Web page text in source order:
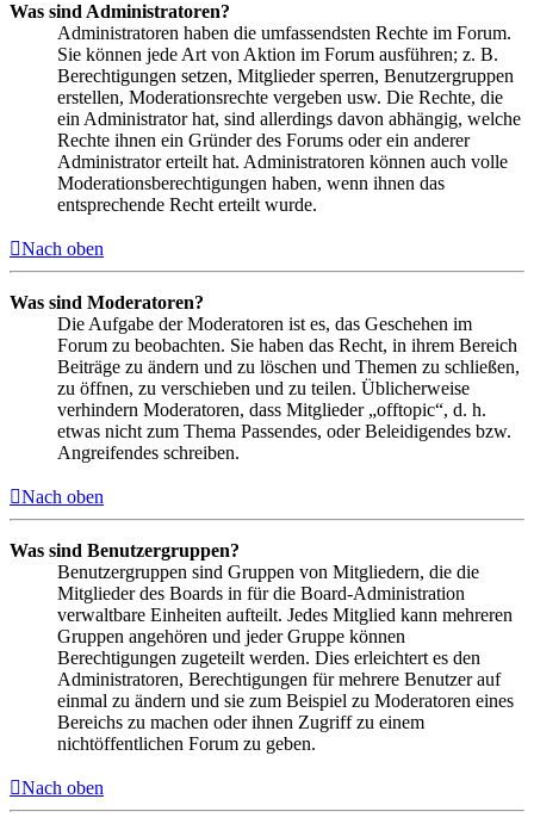
Was sind Administratoren?
Administratoren haben die umfassendsten Rechte im Forum.
Sie können jede Art von Aktion im Forum ausführen; z. B.
Berechtigungen setzen, Mitglieder sperren, Benutzergruppen
erstellen, Moderationsrechte vergeben usw. Die Rechte, die
ein Administrator hat, sind allerdings davon abhängig, welche
Rechte ihnen ein Gründer des Forums oder ein anderer
Administrator erteilt hat. Administratoren können auch volle
Moderationsberechtigungen haben, wenn ihnen das
entsprechende Recht erteilt wurde.
Nach oben
Was sind Moderatoren?
Die Aufgabe der Moderatoren ist es, das Geschehen im
Forum zu beobachten. Sie haben das Recht, in ihrem Bereich
Beiträge zu ändern und zu löschen und Themen zu schließen,
zu öffnen, zu verschieben und zu teilen. Üblicherweise
verhindern Moderatoren, dass Mitglieder „offtopic“, d. h.
etwas nicht zum Thema Passendes, oder Beleidigendes bzw.
Angreifendes schreiben.
Nach oben
Was sind Benutzergruppen?
Benutzergruppen sind Gruppen von Mitgliedern, die die
Mitglieder des Boards in für die Board-Administration
verwaltbare Einheiten aufteilt. Jedes Mitglied kann mehreren
Gruppen angehören und jeder Gruppe können
Berechtigungen zugeteilt werden. Dies erleichtert es den
Administratoren, Berechtigungen für mehrere Benutzer auf
einmal zu ändern und sie zum Beispiel zu Moderatoren eines
Bereichs zu machen oder ihnen Zugriff zu einem
nichtöffentlichen Forum zu geben.
Nach oben